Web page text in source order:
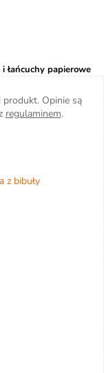
łańcuchy papierowe
Opinie są
regulaminem.
z bibuły